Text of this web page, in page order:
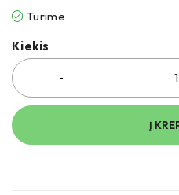
Turime
Kiekis
Į